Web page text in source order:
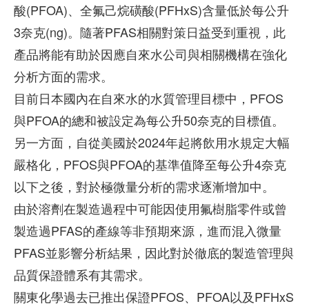
酸(PFOA)、全氟己烷磺酸(PFHxS)含量低於每公升
3奈克(ng)。隨著PFAS相關對策日益受到重視，此
產品將能有助於因應自來水公司與相關機構在強化
分析方面的需求。
目前日本國內在自來水的水質管理目標中，PFOS
與PFOA的總和被設定為每公升50奈克的目標值。
另一方面，自從美國於2024年起將飲用水規定大幅
嚴格化，PFOS與PFOA的基準值降至每公升4奈克
以下之後，對於極微量分析的需求逐漸增加中。
由於溶劑在製造過程中可能因使用氟樹脂零件或曾
製造過PFAS的產線等非預期來源，進而混入微量
PFAS並影響分析結果，因此對於徹底的製造管理與
品質保證體系有其需求。
關東化學過去已推出保證PFOS、PFOA以及PFHxS